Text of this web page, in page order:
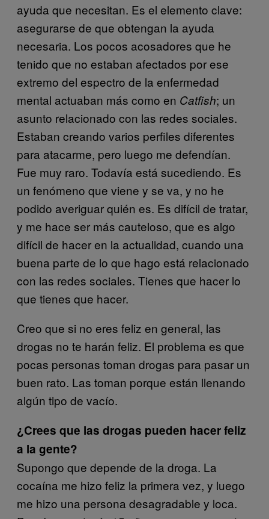
ayuda que necesitan. Es el elemento clave:
asegurarse de que obtengan la ayuda
necesaria. Los pocos acosadores que he
tenido que no estaban afectados por ese
extremo del espectro de la enfermedad
mental actuaban más como en Catfish; un
asunto relacionado con las redes sociales.
Estaban creando varios perfiles diferentes
para atacarme, pero luego me defendían.
Fue muy raro. Todavía está sucediendo. Es
un fenómeno que viene y se va, y no he
podido averiguar quién es. Es difícil de tratar,
y me hace ser más cauteloso, que es algo
difícil de hacer en la actualidad, cuando una
buena parte de lo que hago está relacionado
con las redes sociales. Tienes que hacer lo
que tienes que hacer.
Creo que si no eres feliz en general, las
drogas no te harán feliz. El problema es que
pocas personas toman drogas para pasar un
buen rato. Las toman porque están llenando
algún tipo de vacío.
¿Crees que las drogas pueden hacer feliz
a la gente?
Supongo que depende de la droga. La
cocaína me hizo feliz la primera vez, y luego
me hizo una persona desagradable y loca.